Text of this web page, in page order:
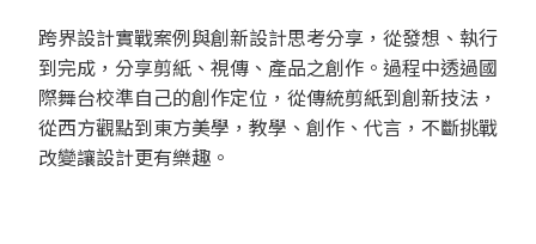
跨界設計實戰案例與創新設計思考分享，從發想、執行
到完成，分享剪紙、視傳、產品之創作。過程中透過國
際舞台校準自己的創作定位，從傳統剪紙到創新技法，
從西方觀點到東方美學，教學、創作、代言，不斷挑戰
改變讓設計更有樂趣。